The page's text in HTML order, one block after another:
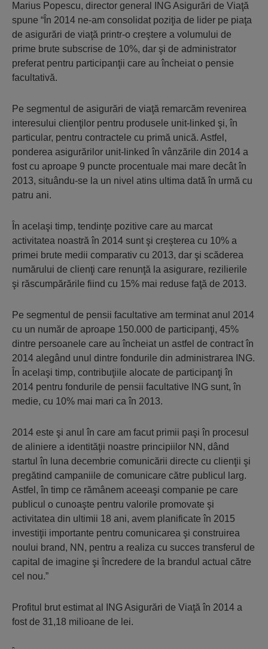
Marius Popescu, director general ING Asigurări de Viaţă
spune “În 2014 ne-am consolidat poziţia de lider pe piaţa
de asigurări de viaţă printr-o creştere a volumului de
prime brute subscrise de 10%, dar şi de administrator
preferat pentru participanţii care au încheiat o pensie
facultativă.
Pe segmentul de asigurări de viaţă remarcăm revenirea
interesului clienţilor pentru produsele unit-linked şi, în
particular, pentru contractele cu primă unică. Astfel,
ponderea asigurărilor unit-linked în vânzările din 2014 a
fost cu aproape 9 puncte procentuale mai mare decât în
2013, situându-se la un nivel atins ultima dată în urmă cu
patru ani.
În acelaşi timp, tendinţe pozitive care au marcat
activitatea noastră în 2014 sunt şi creşterea cu 10% a
primei brute medii comparativ cu 2013, dar şi scăderea
numărului de clienţi care renunţă la asigurare, rezilierile
şi răscumpărările fiind cu 15% mai reduse faţă de 2013.
Pe segmentul de pensii facultative am terminat anul 2014
cu un număr de aproape 150.000 de participanţi, 45%
dintre persoanele care au încheiat un astfel de contract în
2014 alegând unul dintre fondurile din administrarea ING.
În acelaşi timp, contribuţiile alocate de participanţi în
2014 pentru fondurile de pensii facultative ING sunt, în
medie, cu 10% mai mari ca în 2013.
2014 este şi anul în care am facut primii paşi în procesul
de aliniere a identităţii noastre principiilor NN, dând
startul în luna decembrie comunicării directe cu clienţii şi
pregătind campaniile de comunicare către publicul larg.
Astfel, în timp ce rămânem aceeaşi companie pe care
publicul o cunoaşte pentru valorile promovate şi
activitatea din ultimii 18 ani, avem planificate în 2015
investiţii importante pentru comunicarea şi construirea
noului brand, NN, pentru a realiza cu succes transferul de
capital de imagine şi încredere de la brandul actual către
cel nou.”
Profitul brut estimat al ING Asigurări de Viaţă în 2014 a
fost de 31,18 milioane de lei.